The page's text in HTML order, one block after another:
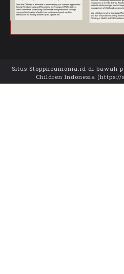
Situs Stoppneumonia.id di bawah
Children Indonesia